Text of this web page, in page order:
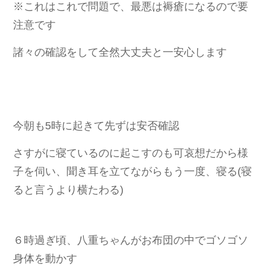
※これはこれで問題で、最悪は褥瘡になるので要
注意です
諸々の確認をして全然大丈夫と一安心します
今朝も5時に起きて先ずは安否確認
さすがに寝ているのに起こすのも可哀想だから様
子を伺い、聞き耳を立てながらもう一度、寝る(寝
ると言うより横たわる)
６時過ぎ頃、八重ちゃんがお布団の中でゴソゴソ
身体を動かす